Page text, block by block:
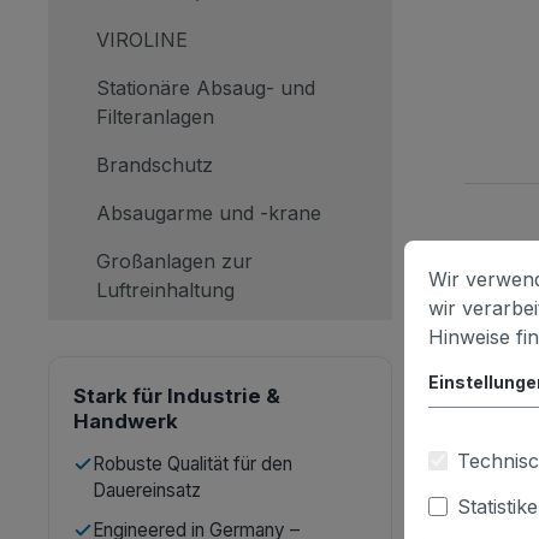
VIROLINE
Stationäre Absaug- und
Filteranlagen
Brandschutz
Absaugarme und -krane
Großanlagen zur
Luftreinhaltung
Stark für Industrie &
Handwerk
Robuste Qualität für den
Dauereinsatz
Engineered in Germany –
Wir
wir
Hinweise